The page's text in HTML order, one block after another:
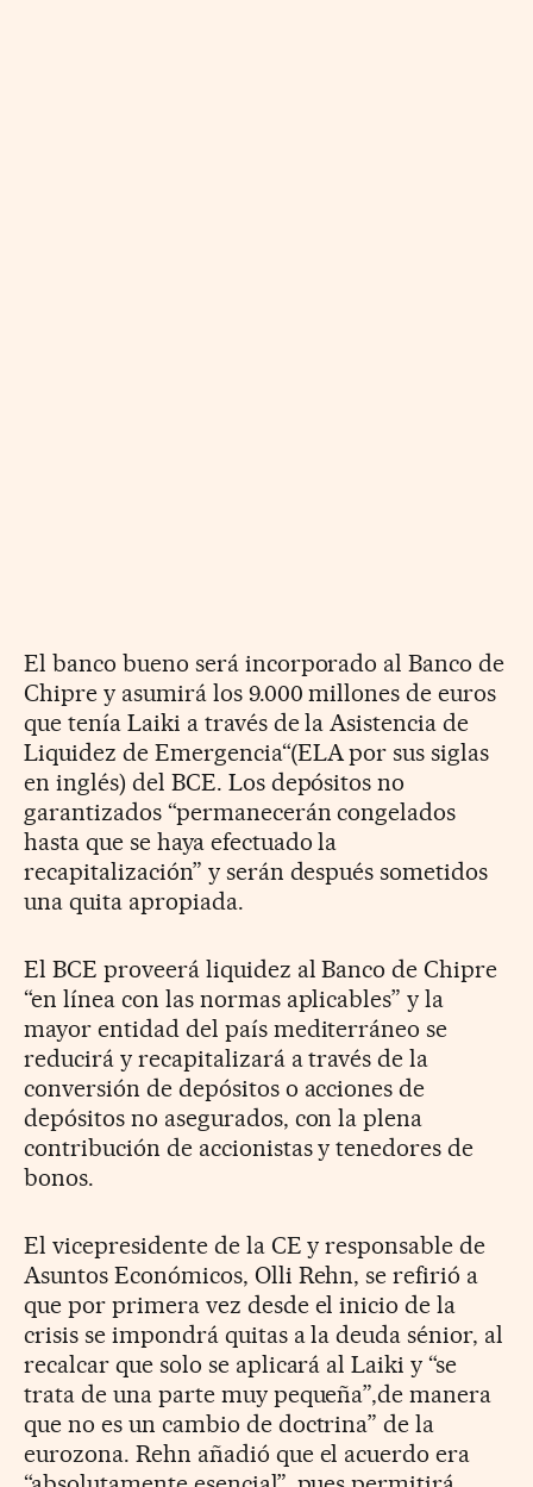
El banco bueno será incorporado al Banco de
Chipre y asumirá los 9.000 millones de euros
que tenía Laiki a través de la Asistencia de
Liquidez de Emergencia“(ELA por sus siglas
en inglés) del BCE. Los depósitos no
garantizados “permanecerán congelados
hasta que se haya efectuado la
recapitalización” y serán después sometidos
una quita apropiada.
El BCE proveerá liquidez al Banco de Chipre
“en línea con las normas aplicables” y la
mayor entidad del país mediterráneo se
reducirá y recapitalizará a través de la
conversión de depósitos o acciones de
depósitos no asegurados, con la plena
contribución de accionistas y tenedores de
bonos.
El vicepresidente de la CE y responsable de
Asuntos Económicos, Olli Rehn, se refirió a
que por primera vez desde el inicio de la
crisis se impondrá quitas a la deuda sénior, al
recalcar que solo se aplicará al Laiki y “se
trata de una parte muy pequeña”,de manera
que no es un cambio de doctrina” de la
eurozona. Rehn añadió que el acuerdo era